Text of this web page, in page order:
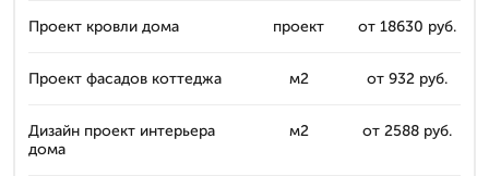
Проект кровли дома проект от 18630 руб.
Проект фасадов коттеджа м2 от 932 руб.
Дизайн проект интерьера
дома
м2 от 2588 руб.